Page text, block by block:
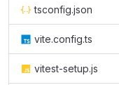
tsconfig.json
vite.config.ts
vitest-setup.js